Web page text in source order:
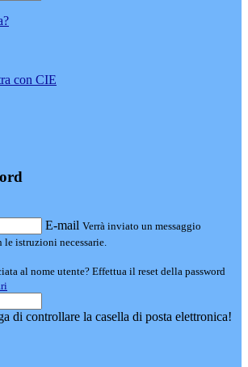
con CIE
E-mail Verrà inviato un messaggio
istruzioni necessarie.
al nome utente? Effettua il reset della password
di controllare la casella di posta elettronica!